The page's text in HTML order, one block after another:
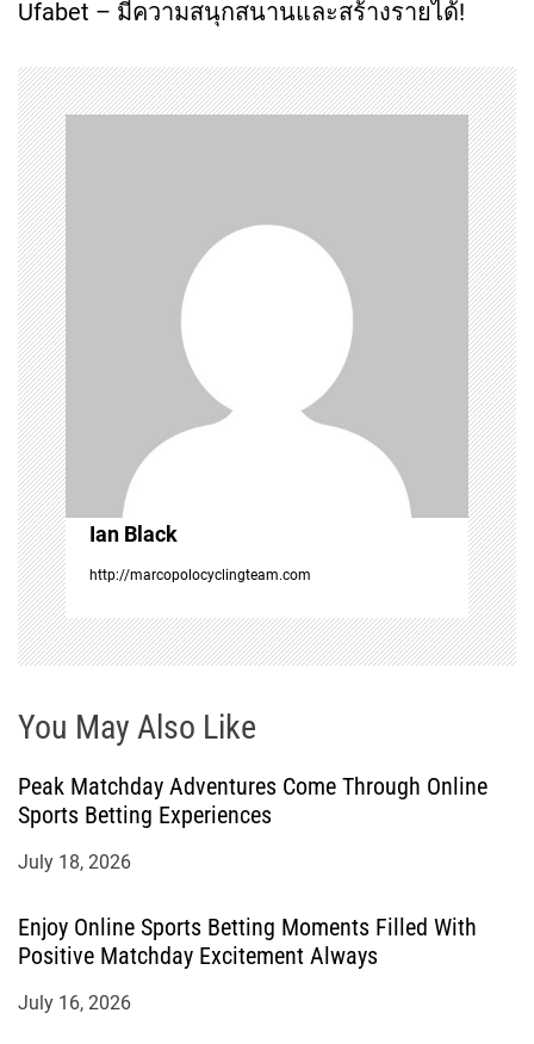
n
a
v
i
g
a
t
i
o
n
Ufabet – มีความสนุกสนานและสร้างรายได้!
Ian Black
http://marcopolocyclingteam.com
You May Also Like
Peak Matchday Adventures Come Through Online
Sports Betting Experiences
July 18, 2026
Enjoy Online Sports Betting Moments Filled With
Positive Matchday Excitement Always
July 16, 2026